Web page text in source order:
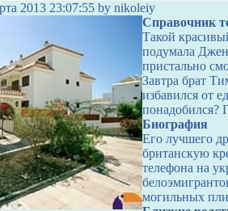
2013 23:07:55 by nikoleiy
Справочник
Такой
подумала
пристально
Завтра брат
избавился от
понадобился?
Биография
Его лучшего
британскую
телефона на
могильных